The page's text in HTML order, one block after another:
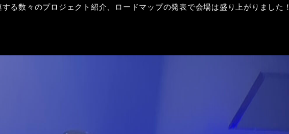
る数々のプロジェクト紹介、ロードマップの発表で会場は盛り上がりました！